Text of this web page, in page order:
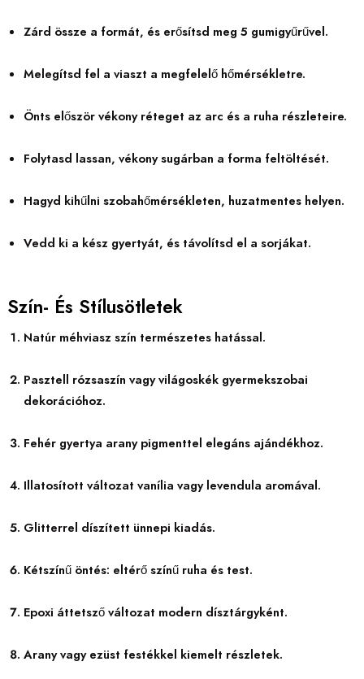
Zárd össze a formát, és erősítsd meg 5 gumigyűrűvel.
Melegítsd fel a viaszt a megfelelő hőmérsékletre.
Önts először vékony réteget az arc és a ruha részleteire.
Folytasd lassan, vékony sugárban a forma feltöltését.
Hagyd kihűlni szobahőmérsékleten, huzatmentes helyen.
Vedd ki a kész gyertyát, és távolítsd el a sorjákat.
Szín- És Stílusötletek
Natúr méhviasz szín természetes hatással.
Pasztell rózsaszín vagy világoskék gyermekszobai
dekorációhoz.
Fehér gyertya arany pigmenttel elegáns ajándékhoz.
Illatosított változat vanília vagy levendula aromával.
Glitterrel díszített ünnepi kiadás.
Kétszínű öntés: eltérő színű ruha és test.
Epoxi áttetsző változat modern dísztárgyként.
Arany vagy ezüst festékkel kiemelt részletek.